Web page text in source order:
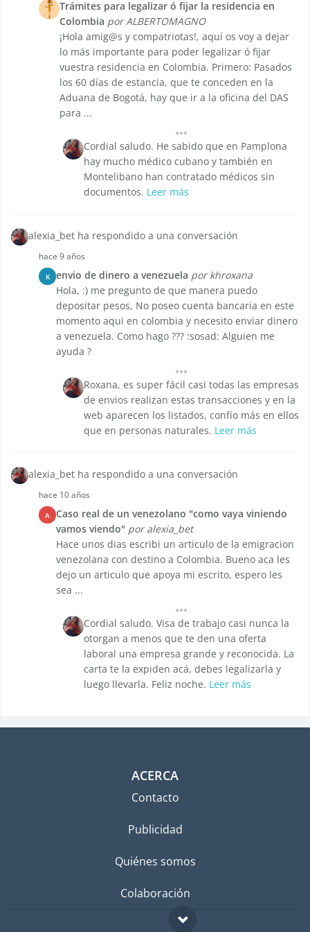
Trámites para legalizar ó fijar la residencia en
Colombia por ALBERTOMAGNO
¡Hola amig@s y compatriotas!, aquí os voy a dejar
lo más importante para poder legalizar ó fijar
vuestra residencia en Colombia. Primero: Pasados
los 60 días de estancia, que te conceden en la
Aduana de Bogotá, hay que ir a la oficina del DAS
para ...
Cordial saludo. He sabido que en Pamplona
hay mucho médico cubano y también en
Montelibano han contratado médicos sin
documentos. Leer más
alexia_bet ha respondido a una conversación
hace 9 años
K envio de dinero a venezuela por khroxana
Hola, :) me pregunto de que manera puedo
depositar pesos, No poseo cuenta bancaria en este
momento aqui en colombia y necesito enviar dinero
a venezuela. Como hago ??? :sosad: Alguien me
ayuda ?
Roxana, es super fácil casi todas las empresas
de envios realizan estas transacciones y en la
web aparecen los listados, confío más en ellos
que en personas naturales. Leer más
alexia_bet ha respondido a una conversación
hace 10 años
A
Caso real de un venezolano "como vaya viniendo
vamos viendo" por alexia_bet
Hace unos dias escribi un articulo de la emigracion
venezolana con destino a Colombia. Bueno aca les
dejo un articulo que apoya mi escrito, espero les
sea ...
Cordial saludo. Visa de trabajo casi nunca la
otorgan a menos que te den una oferta
laboral una empresa grande y reconocida. La
carta te la expiden acá, debes legalizarla y
luego llevarla. Feliz noche. Leer más
ACERCA
Contacto
Publicidad
Quiénes somos
Colaboración